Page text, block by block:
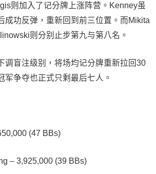
则加入了记分牌上涨阵营。Kenney虽
成功反弹，重新回到前三位置。而Mikita
则分别止步第九与第八名。
调盲注级别，将场均记分牌重新拉回30
军争夺也正式只剩最后七人。
(47 BBs)
– 3,925,000 (39 BBs)